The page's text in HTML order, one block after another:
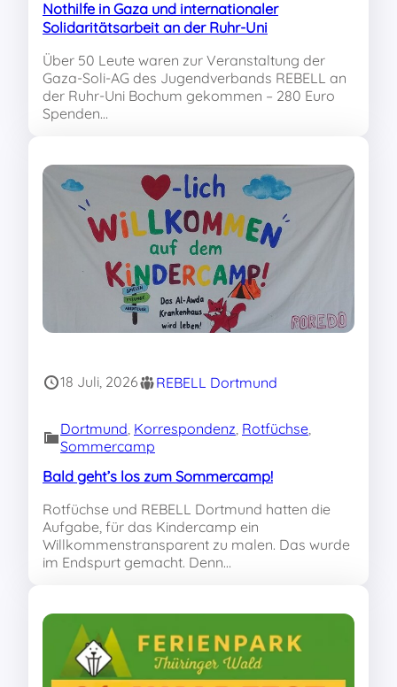
Nothilfe in Gaza und internationaler
Solidaritätsarbeit an der Ruhr-Uni
Über 50 Leute waren zur Veranstaltung der
Gaza-Soli-AG des Jugendverbands REBELL an
der Ruhr-Uni Bochum gekommen – 280 Euro
Spenden…
18 Juli, 2026 REBELL Dortmund
Dortmund Korrespondenz Rotfüchse
Sommercamp
Bald geht’s los zum Sommercamp!
Rotfüchse und REBELL Dortmund hatten die
Aufgabe, für das Kindercamp ein
Willkommenstransparent zu malen. Das wurde
im Endspurt gemacht. Denn…